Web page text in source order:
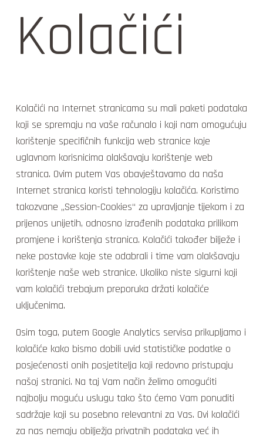
Kolačići
Kolačići na Internet stranicama su mali paketi podataka
koji se spremaju na vaše računalo i koji nam omogućuju
korištenje specifičnih funkcija web stranice koje
uglavnom korisnicima olakšavaju korištenje web
stranica. Ovim putem Vas obavještavamo da naša
Internet stranica koristi tehnologiju kolačića. Koristimo
takozvane „Session-Cookies“ za upravljanje tijekom i za
prijenos unijetih, odnosno izrađenih podataka prilikom
promjene i korištenja stranica. Kolačići također bilježe i
neke postavke koje ste odabrali i time vam olakšavaju
korištenje naše web stranice. Ukoliko niste sigurni koji
vam kolačići trebajum preporuka držati kolačiće
uključenima.
Osim toga, putem Google Analytics servisa prikupljamo i
kolačiće kako bismo dobili uvid statističke podatke o
posjećenosti onih posjetitelja koji redovno pristupaju
našoj stranici. Na taj Vam način želimo omogućiti
najbolju moguću uslugu tako što ćemo Vam ponuditi
sadržaje koji su posebno relevantni za Vas. Ovi kolačići
za nas nemaju obilježja privatnih podataka već ih